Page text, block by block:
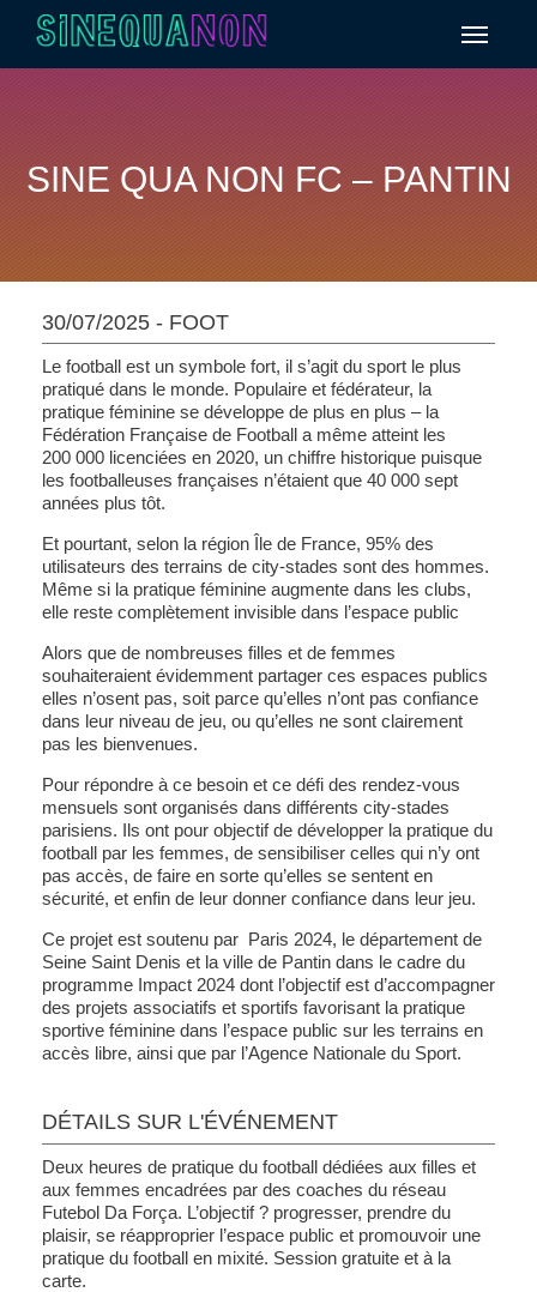
Aller au contenu
SINE QUA NON FC – PANTIN
30/07/2025 - FOOT
Le football est un symbole fort, il s’agit du sport le plus
pratiqué dans le monde. Populaire et fédérateur, la
pratique féminine se développe de plus en plus – la
Fédération Française de Football a même atteint les
200 000 licenciées en 2020, un chiffre historique puisque
les footballeuses françaises n’étaient que 40 000 sept
années plus tôt.
Et pourtant, selon la région Île de France, 95% des
utilisateurs des terrains de city-stades sont des hommes.
Même si la pratique féminine augmente dans les clubs,
elle reste complètement invisible dans l’espace public
Alors que de nombreuses filles et de femmes
souhaiteraient évidemment partager ces espaces publics
elles n’osent pas, soit parce qu’elles n’ont pas confiance
dans leur niveau de jeu, ou qu’elles ne sont clairement
pas les bienvenues.
Pour répondre à ce besoin et ce défi des rendez-vous
mensuels sont organisés dans différents city-stades
parisiens. Ils ont pour objectif de développer la pratique du
football par les femmes, de sensibiliser celles qui n’y ont
pas accès, de faire en sorte qu’elles se sentent en
sécurité, et enfin de leur donner confiance dans leur jeu.
Ce projet est soutenu par Paris 2024, le département de
Seine Saint Denis et la ville de Pantin dans le cadre du
programme Impact 2024 dont l’objectif est d’accompagner
des projets associatifs et sportifs favorisant la pratique
sportive féminine dans l’espace public sur les terrains en
accès libre, ainsi que par l’Agence Nationale du Sport.
DÉTAILS SUR L'ÉVÉNEMENT
Deux heures de pratique du football dédiées aux filles et
aux femmes encadrées par des coaches du réseau
Futebol Da Força. L’objectif ? progresser, prendre du
plaisir, se réapproprier l’espace public et promouvoir une
pratique du football en mixité. Session gratuite et à la
carte.